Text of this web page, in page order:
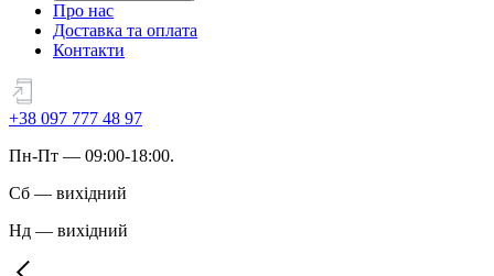
Про нас
Доставка та оплата
Контакти
+38 097 777 48 97
Пн-Пт — 09:00-18:00.
Сб — вихідний
Нд — вихідний